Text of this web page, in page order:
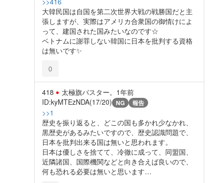
大韓民国は自国を第二次世界大戦の戦勝国だと主
張しますが、実際はアメリカ合衆国の御情けによ
って、建国された国みたいなのです☆
ベトナムに謝罪しない韓国に日本を批判する資格
は無いです✨️
0
418 太極旗バスター。 1年前
ID:kyMTEzNDA(17/20) NG 報告
>>1
歴史を振り返ると、どこの国も多かれ少なかれ、
黒歴史があるみたいですので、歴史認識問題で、
日本を批判出来る国は無いと思われます。
日本は優しさを捨てて、冷徹に成って、同盟国、
近隣諸国、国際機関などと向き合えば良いので、
何も恐れる必要は無いと思います…